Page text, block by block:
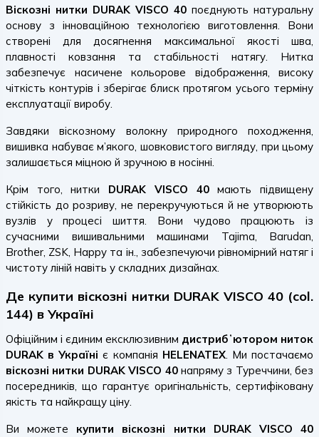
Віскозні нитки DURAK VISCO 40 поєднують натуральну
основу з інноваційною технологією виготовлення. Вони
створені для досягнення максимальної якості шва,
плавності ковзання та стабільності натягу. Нитка
забезпечує насичене кольорове відображення, високу
чіткість контурів і зберігає блиск протягом усього терміну
експлуатації виробу.
Завдяки віскозному волокну природного походження,
вишивка набуває м’якого, шовковистого вигляду, при цьому
залишається міцною й зручною в носінні.
Крім того, нитки DURAK VISCO 40мають підвищену
стійкість до розриву, не перекручуються й не утворюють
вузлів у процесі шиття. Вони чудово працюють із
сучасними вишивальними машинами Tajima, Barudan,
Brother, ZSK, Happy та ін., забезпечуючи рівномірний натяг і
чистоту ліній навіть у складних дизайнах.
Де купити віскозні нитки DURAK VISCO 40 (col.
144) в Україні
Офіційним і єдиним ексклюзивним дистрибʼютором ниток
DURAK в Україні є компанія HELENATEX. Ми постачаємо
віскозні нитки DURAK VISCO 40напряму з Туреччини, без
посередників, що гарантує оригінальність, сертифіковану
якість та найкращу ціну.
Ви можете купити віскозні нитки DURAK VISCO 40